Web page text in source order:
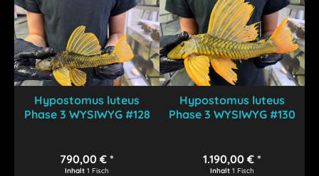
Hypostomus luteus
Phase 3 WYSIWYG #128
790,00 € *
Inhalt1 Fisch
Hypostomus luteus
Phase 3 WYSIWYG #130
1.190,00 € *
Inhalt1 Fisch